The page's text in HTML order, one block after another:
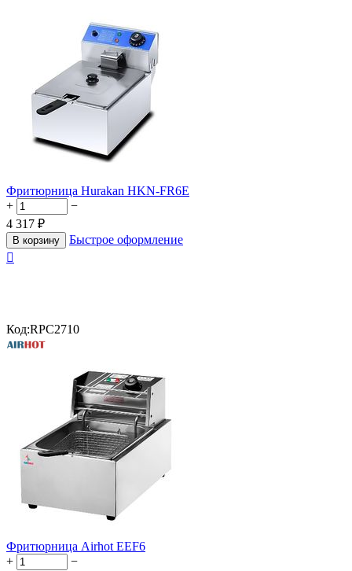
Фритюрница Hurakan HKN-FR6E
+
−
4 317 ₽
В корзину
Быстрое оформление

Код:RPC2710
Фритюрница Airhot EEF6
+
−